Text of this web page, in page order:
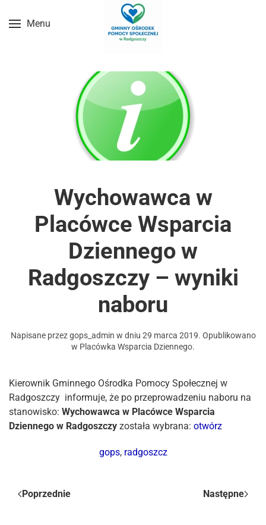
Przejdź do treści głównej
Menu
Wychowawca w
Placówce Wsparcia
Dziennego w
Radgoszczy – wyniki
naboru
Napisane przezgops_admin w dniu 29 marca 2019. Opublikowano
w Placówka Wsparcia Dziennego.
Kierownik Gminnego Ośrodka Pomocy Społecznej w
Radgoszczy informuje, że po przeprowadzeniu naboru na
stanowisko: Wychowawca w Placówce Wsparcia
Dziennego w Radgoszczy została wybrana: otwórz
gops, radgoszcz
Poprzednie Następne